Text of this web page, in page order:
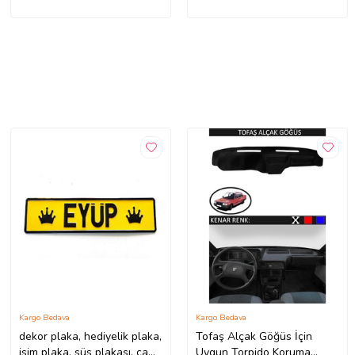
dekor plaka, hediyelik plaka,
Kargo Bedava
Tofaş Alçak Göğüs İçin
Kargo Bedava